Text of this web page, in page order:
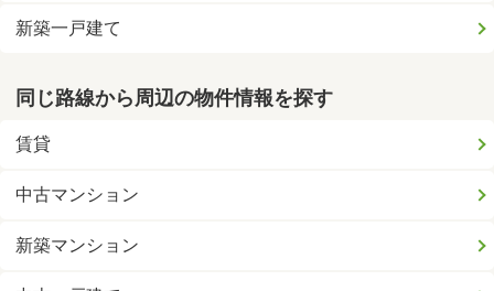
新築一戸建て
同じ路線から周辺の物件情報を探す
賃貸
中古マンション
新築マンション